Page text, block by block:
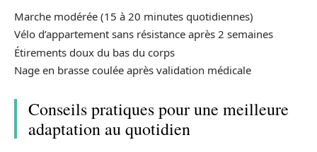
Marche modérée (15 à 20 minutes quotidiennes)
Vélo d’appartement sans résistance après 2 semaines
Étirements doux du bas du corps
Nage en brasse coulée après validation médicale
Conseils pratiques pour une meilleure
adaptation au quotidien